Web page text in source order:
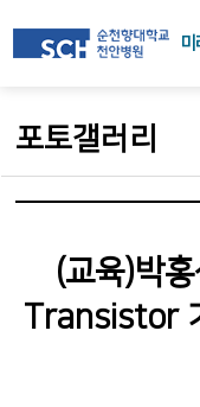
포토갤러리
(교육)박
Transistor